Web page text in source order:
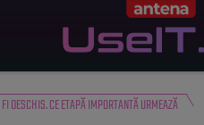
DESCHIS. CE ETAPĂ IMPORTANTĂ URMEAZĂ